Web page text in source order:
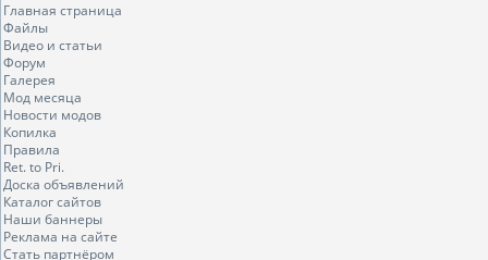
Главная страница
Файлы
Видео и статьи
Форум
Галерея
Мод месяца
Новости модов
Копилка
Правила
Ret. to Pri.
Доска объявлений
Каталог сайтов
Наши баннеры
Реклама на сайте
Стать партнёром